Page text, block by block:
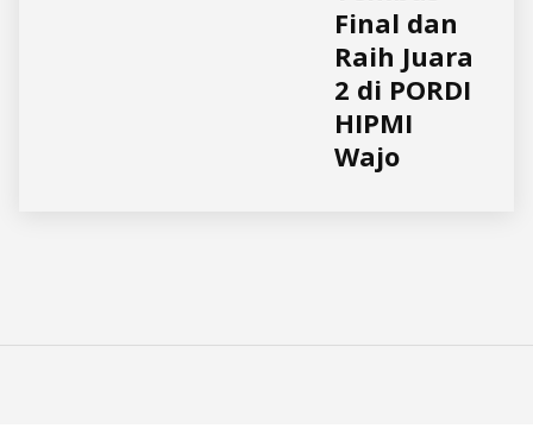
Final dan
Raih Juara
2 di PORDI
HIPMI
Wajo